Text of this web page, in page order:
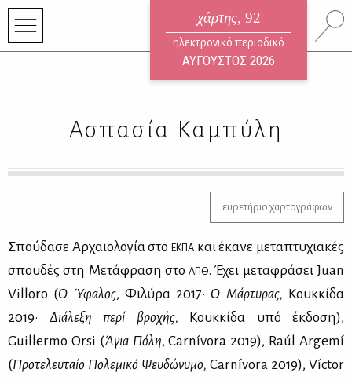
χάρτης, 92
ηλεκτρονικό περιοδικό
ΑΥΓΟΥΣΤΟΣ 2026
Ασπασία Καμπύλη
ευρετήριο χαρτογράφων
Σπού­δα­σε Αρ­χαιο­λο­γία στο ΕΚ­ΠΑ και έκα­νε με­τα­πτυ­χια­κές
σπου­δές στη Με­τά­φρα­ση στοΑΠΘ. Έχει με­τα­φρά­σει Juan
Villoro (Ο Ύφα­λος, Φι­λύ­ρα 2017· Ο Μάρ­τυ­ρας, Κουκ­κί­δα
2019· Διά­λε­ξη πε­ρί βρο­χής, Κουκ­κί­δα υπό έκ­δο­ση),
Guillermo Orsi (Άγια Πό­λη, Carnívora 2019), Raúl Argemí
(Προ­τε­λευ­ταίο Πο­λε­μι­κό Ψευ­δώ­νυ­μο, Carnívora 2019), Víctor